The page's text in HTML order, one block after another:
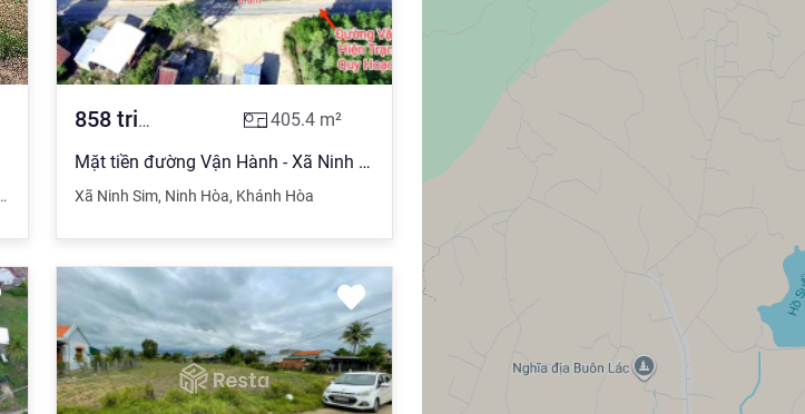
,Khánh Hòa
858triệu 405.4m²
Mặt tiền đường Vận Hành - Xã Ninh Sim - Tx Ninh Hoà
Xã Ninh Sim, Ninh Hòa, Khánh Hòa